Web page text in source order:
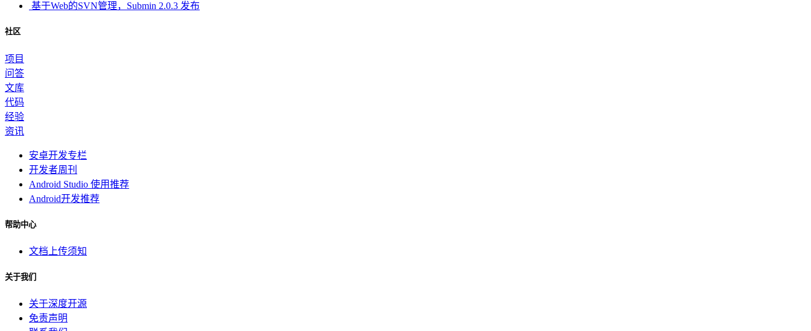
基于Web的SVN管理，Submin 2.0.3 发布
社区
项目
问答
文库
代码
经验
资讯
安卓开发专栏
开发者周刊
Android Studio 使用推荐
Android开发推荐
帮助中心
文档上传须知
关于我们
关于深度开源
免责声明